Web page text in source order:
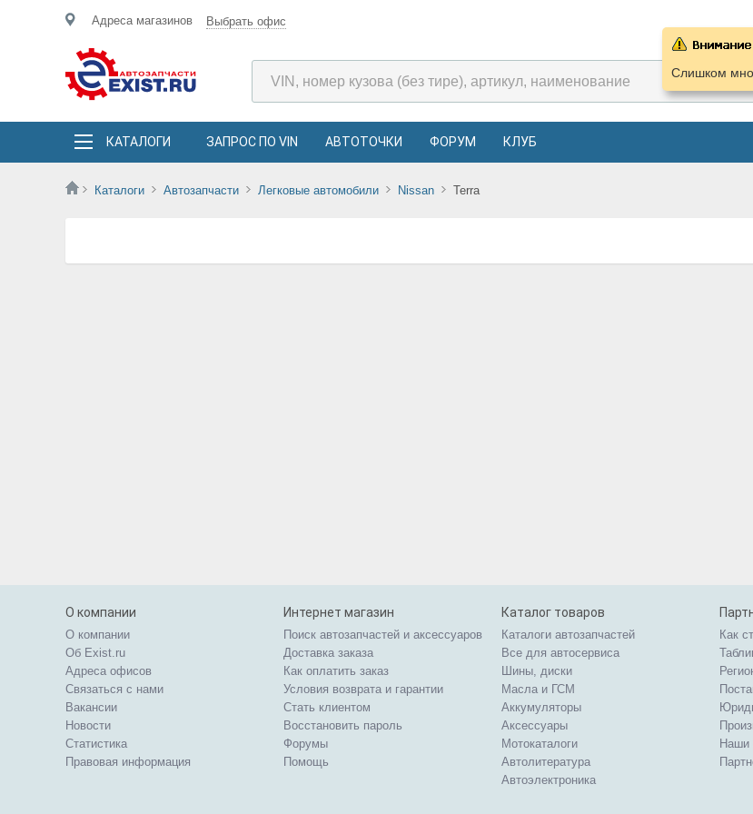
Адреса магазинов Выбрать офис
КАТАЛОГИ ЗАПРОС ПО VIN АВТОТОЧКИ ФОРУМ КЛУБ
Каталоги Автозапчасти Легковые автомобили Nissan Terra
Слишком
О компании
О компании
Об Exist.ru
Адреса офисов
Связаться с нами
Вакансии
Новости
Статистика
Правовая информация
Интернет магазин
Поиск автозапчастей и аксессуаров
Доставка заказа
Как оплатить заказ
Условия возврата и гарантии
Стать клиентом
Восстановить пароль
Форумы
Помощь
Каталог товаров
Каталоги автозапчастей
Все для автосервиса
Шины, диски
Масла и ГСМ
Аккумуляторы
Аксессуары
Мотокаталоги
Автолитература
Автоэлектроника
Как
Наши